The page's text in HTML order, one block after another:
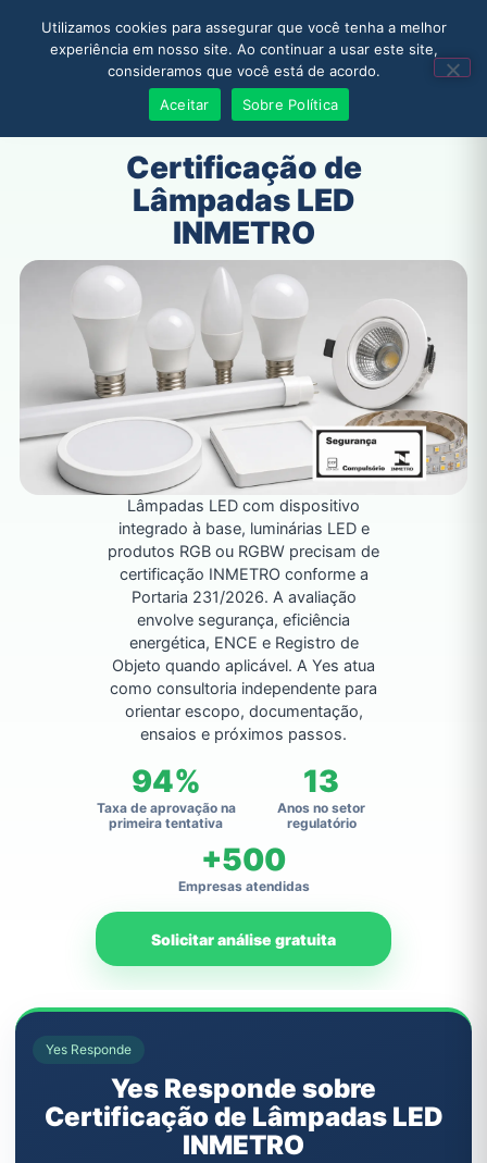
Solicitar Orçamento
Certificação de
Lâmpadas LED
INMETRO
Lâmpadas LED com dispositivo
integrado à base, luminárias LED e
produtos RGB ou RGBW precisam de
certificação INMETRO conforme a
Portaria 231/2026. A avaliação
envolve segurança, eficiência
energética, ENCE e Registro de
Objeto quando aplicável. A Yes atua
como consultoria independente para
orientar escopo, documentação,
ensaios e próximos passos.
94%
Taxa de aprovação na
primeira tentativa
13
Anos no setor
regulatório
+500
Empresas atendidas
Solicitar análise gratuita
Yes Responde
Yes Responde sobre
Certificação de Lâmpadas LED
INMETRO
Utilizamos cookies para assegurar que você tenha a melhor
experiência em nosso site. Ao continuar a usar este site,
consideramos que você está de acordo.
Aceitar
Sobre Política